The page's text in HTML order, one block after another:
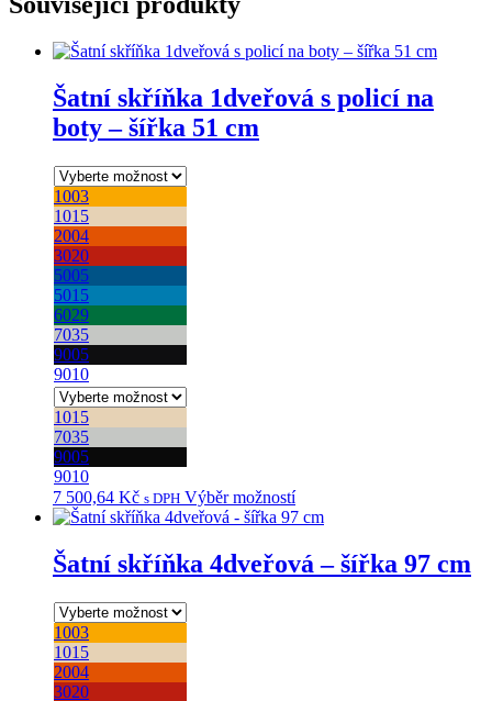
Šatní skříňka 1dveřová s policí na
boty – šířka 51 cm
1003
1015
2004
3020
5005
5015
6029
7035
9005
9010
1015
7035
9005
9010
7 500,64 Kč s DPH Výběr možnostíTento
produkt
více
variant.
Šatní skříňka 4dveřová – šířka 97 cm
1003
1015
2004
3020